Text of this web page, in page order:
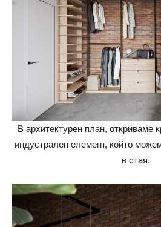
В архитектурен план, откриваме
индустрален елемент, който
в стая.